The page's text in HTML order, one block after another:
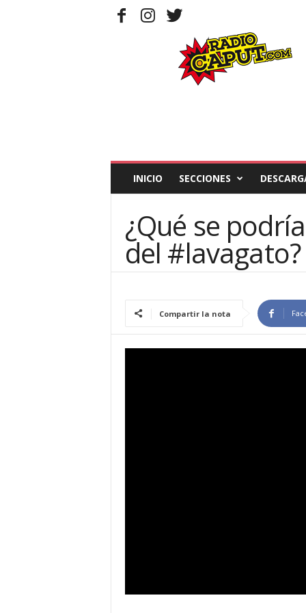
t
INICIO SECCIONES
¿Qué se
del #lavagato?
Compartir la nota